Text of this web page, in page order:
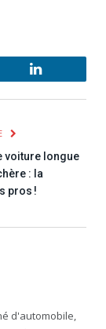
LinkedIn
voiture longue
: la
pros !
d'automobile,